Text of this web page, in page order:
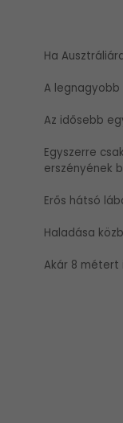
Ha
A legnagyobb
Az idősebb
Egyszerre
erszényének
Erős hátsó
Haladása
Akár 8 métert